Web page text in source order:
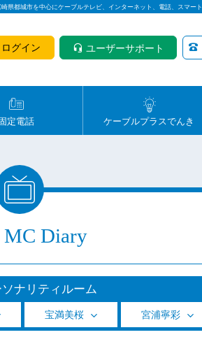
崎県都城市を中心にケーブルテレビ、インターネット、電話、スマー
ログイン ユーザーサポート
固定電話 ケーブルプラスでんき
MC Diary
ナリティルーム
宝満美桜 宮浦寧彩